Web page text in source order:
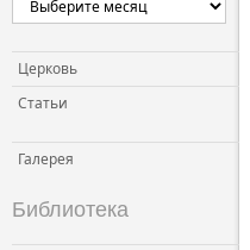
Церковь
Статьи
Галерея
Библиотека